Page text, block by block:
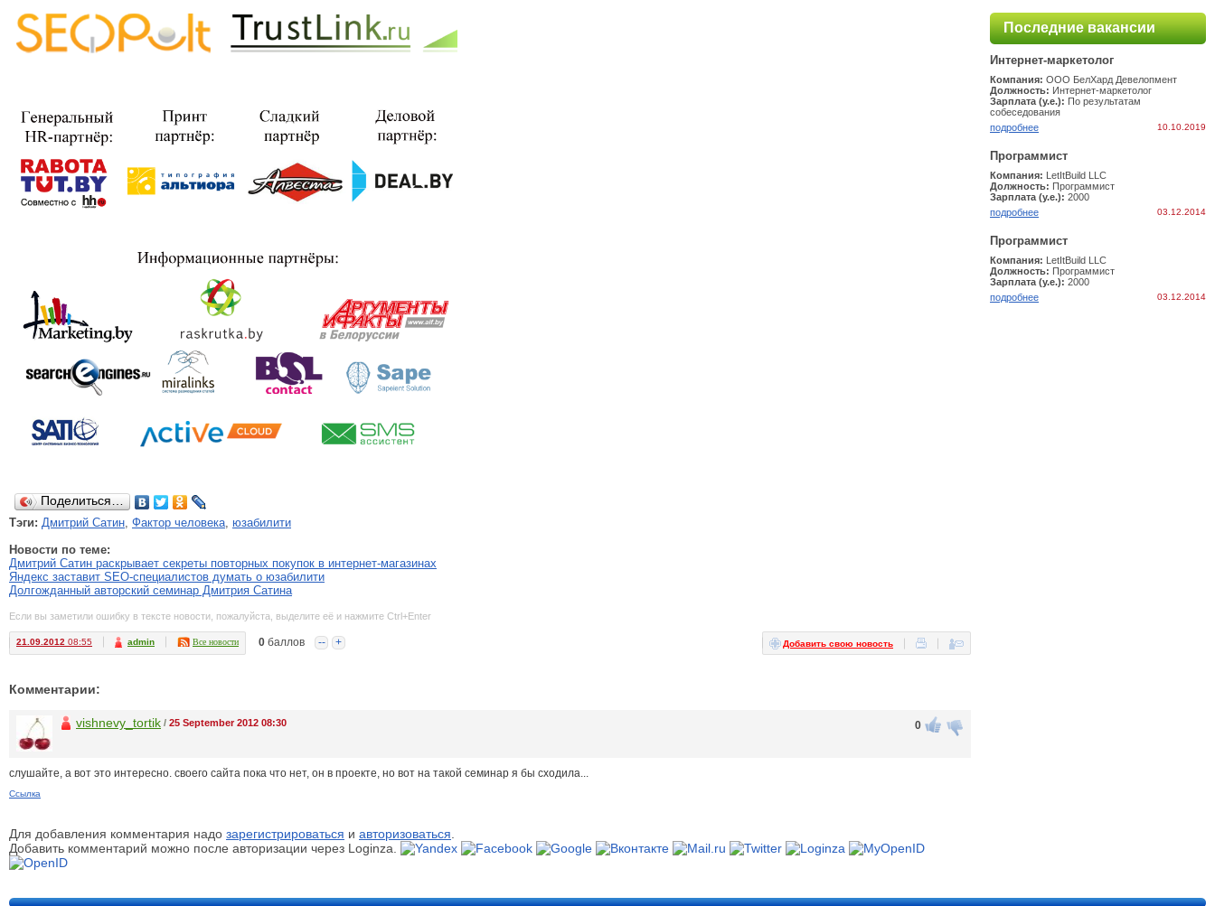
Поделиться…
Тэги: Дмитрий Сатин, Фактор человека, юзабилити
Новости по теме:
Дмитрий Сатин раскрывает секреты повторных покупок в интернет-магазинах
Яндекс заставит SEO-специалистов думать о юзабилити
Долгожданный авторский семинар Дмитрия Сатина
Если вы заметили ошибку в тексте новости, пожалуйста, выделите её и нажмите Ctrl+Enter
21.09.2012 08:55 admin Все новости 0 баллов Добавить свою новость
-- +
Комментарии:
vishnevy_tortik / 25 September 2012 08:30 0
слушайте, а вот это интересно. своего сайта пока что нет, он в проекте, но вот на такой семинар я бы сходила...
Ссылка
Для добавления комментария надо зарегистрироваться и авторизоваться
Добавить комментарий можно после авторизации через Loginza.
Последние вакансии
Интернет-маркетолог
Компания: ООО БелХард Девелопмент
Должность: Интернет-маркетолог
Зарплата (у.е.): По результатам
собеcедования
подробнее
10.10.2019
Программист
Компания: LetItBuild LLC
Должность: Программист
Зарплата (у.е.): 2000
подробнее
03.12.2014
Программист
Компания: LetItBuild LLC
Должность: Программист
Зарплата (у.е.): 2000
подробнее
03.12.2014